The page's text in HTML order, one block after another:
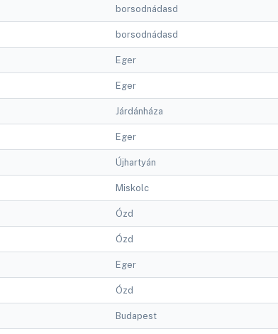
borsodnádasd
borsodnádasd
Eger
Eger
Járdánháza
Eger
Újhartyán
Miskolc
Ózd
Ózd
Eger
Ózd
Budapest